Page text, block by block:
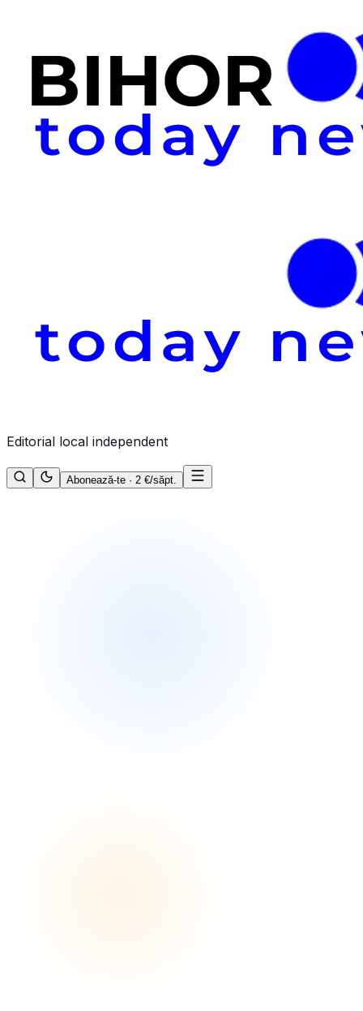
Editorial local independent
Abonează-te · 2 €/săpt.